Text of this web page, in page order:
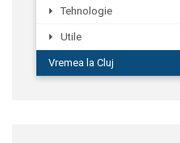
Tehnologie
Utile
Vremea la Cluj